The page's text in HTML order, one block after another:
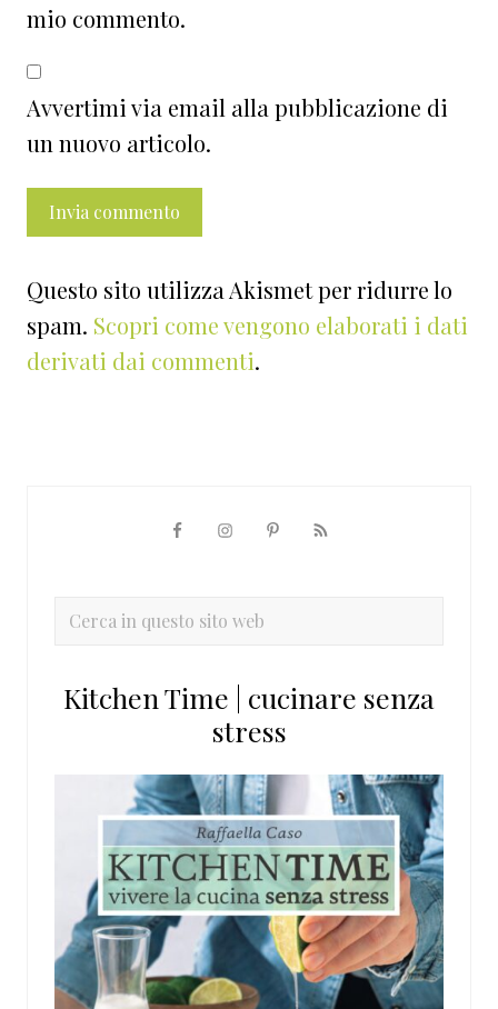
mio commento.
Avvertimi via email alla pubblicazione di
un nuovo articolo.
Questo sito utilizza Akismet per ridurre lo
spam. Scopri come vengono elaborati i dati
derivati dai commenti.
primaria
Cerca
sito
Kitchen Time | cucinare senza
stress